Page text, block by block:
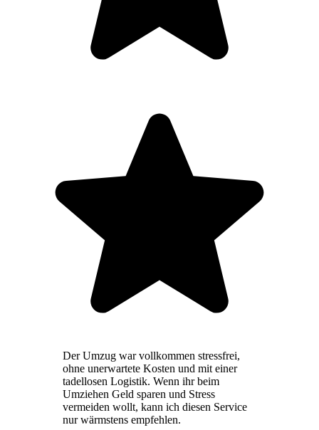
Der Umzug war vollkommen stressfrei,
ohne unerwartete Kosten und mit einer
tadellosen Logistik. Wenn ihr beim
Umziehen Geld sparen und Stress
vermeiden wollt, kann ich diesen Service
nur wärmstens empfehlen.